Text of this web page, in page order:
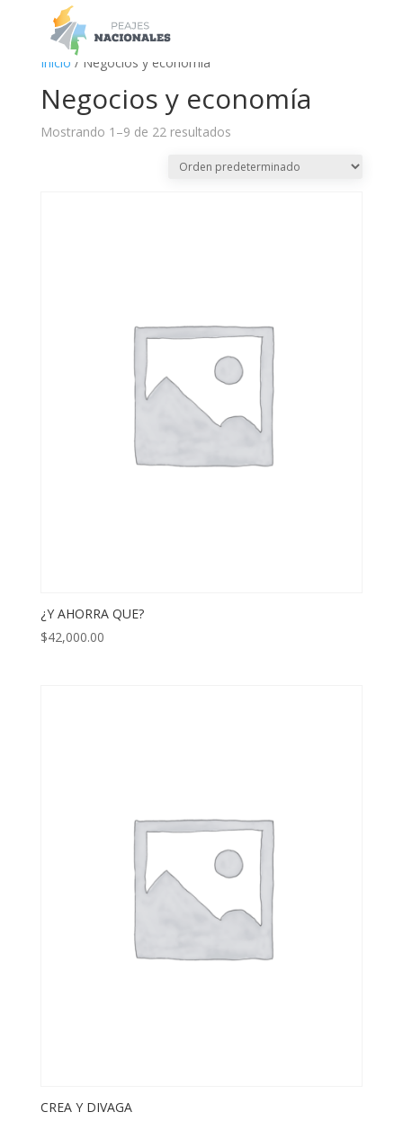
Inicio / Negocios y economía
Negocios y economía
Mostrando 1–9 de 22 resultados
¿Y AHORRA QUE?
$42,000.00
CREA Y DIVAGA